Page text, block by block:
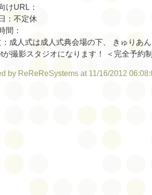
けURL：
：不定休
間：
：成人式は成人式典会場の下、 きゅりあ
が撮影スタジオになります！ ＜完全予約
by ReReReSystems at 11/16/2012